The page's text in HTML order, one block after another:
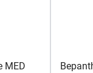
d'origine
sans
mois), enfants,
MED